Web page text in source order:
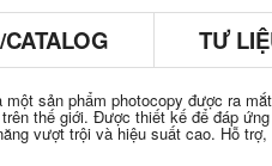
TƯ
sản phẩm photocopy được ra
thế giới. Được thiết kế để đáp
vượt trội và hiệu suất cao. Hỗ